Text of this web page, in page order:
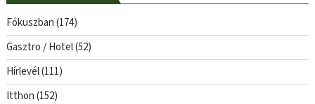
Fókuszban(174)
Gasztro / Hotel(52)
Hírlevél(111)
Itthon(152)